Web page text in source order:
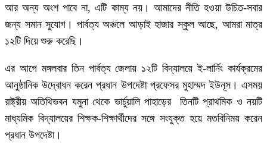
আর অন্য অংশ পাবে না, এটি কাম্য নয়। আমাদের নীতি হওয়া উচিত-সবার
জন্য সমান সুযোগ। পার্বত্য অঞ্চলে আড়াই হাজার স্কুল আছে, আমরা মাত্র
১২টি দিয়ে শুরু করেছি।
এর আগে মঙ্গলবার তিন পার্বত্য জেলায় ১২টি বিদ্যালয়ে ই-লার্নিং কার্যক্রমের
আনুষ্ঠানিক উদ্বোধন করেন প্রধান উপদেষ্টা প্রফেসর মুহাম্মদ ইউনূস। এসময়
রাষ্ট্রীয় অতিথিভবন যমুনা থেকে ভার্চুয়ালি পাহাড়ের তিনটি প্রাথমিক ও নয়টি
মাধ্যমিক বিদ্যালয়ের শিক্ষক-শিক্ষার্থীদের সঙ্গে সংযুক্ত হয়ে মতবিনিময় করেন
প্রধান উপদেষ্টা।